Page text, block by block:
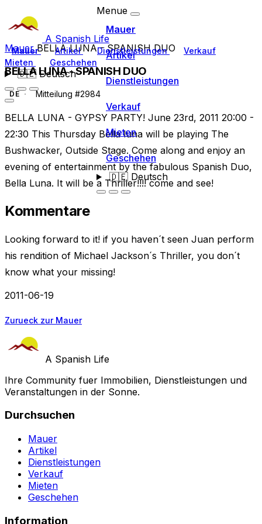
A Spanish Life
Mauer Artikel Dienstleistungen
Verkauf
Mieten
Geschehen
🇩🇪Deutsch
Menue
Mauer
Artikel
Dienstleistungen
Verkauf
Mieten
Geschehen
🇩🇪Deutsch
MauerBELLA LUNA - SPANISH DUO
BELLA LUNA - SPANISH DUO
DE Mitteilung #2984
BELLA LUNA - GYPSY PARTY! June 23rd, 2011 20:00 -
22:30 This Thursday Bella luna will be playing The
Bushwacker, Outside Stage. Come along and enjoy an
evening of entertainment by the fabulous Spanish Duo,
Bella Luna. It will be a Thriller!!!! come and see!
Kommentare
Looking forward to it! if you haven´t seen Juan perform
his rendition of Michael Jackson´s Thriller, you don´t
know what your missing!
2011-06-19
Zurueck zur Mauer
A Spanish Life
Ihre Community fuer Immobilien, Dienstleistungen und
Veranstaltungen in der Sonne.
Durchsuchen
Mauer
Artikel
Dienstleistungen
Verkauf
Mieten
Geschehen
Information